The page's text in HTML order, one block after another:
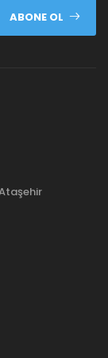
ABONE OL